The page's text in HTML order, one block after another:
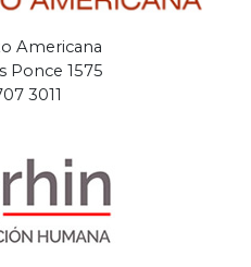
Americana
Ponce 1575
3011